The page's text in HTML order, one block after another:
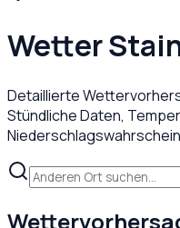
Wetter
Detaillierte
Stündliche Daten,